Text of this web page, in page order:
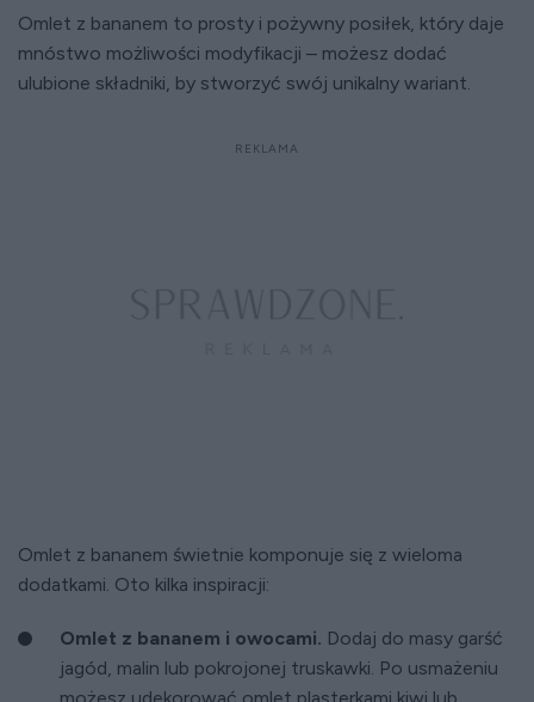
Omlet z bananem to prosty i pożywny posiłek, który daje
mnóstwo możliwości modyfikacji – możesz dodać
ulubione składniki, by stworzyć swój unikalny wariant.
Omlet z bananem świetnie komponuje się z wieloma
dodatkami. Oto kilka inspiracji:
Omlet z bananem i owocami. Dodaj do masy garść
jagód, malin lub pokrojonej truskawki. Po usmażeniu